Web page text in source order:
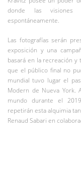
donde las visiones
espontáneamente.
Las fotografías serán
exposición y una
basará en la recreación
que el público final no
mundial tuvo lugar el
Modern de Nueva York.
mundo durante el
repetirán esta alquimia
Renaud Sabari en